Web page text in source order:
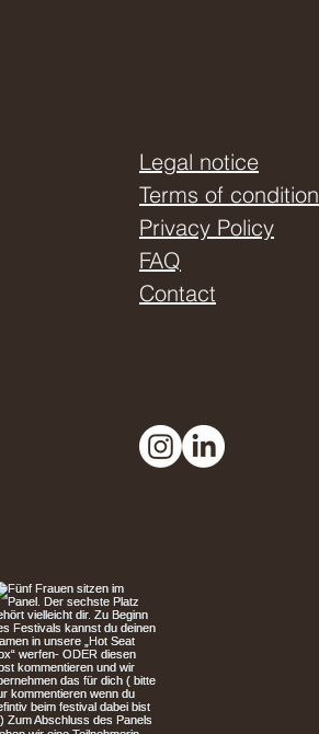
Legal notice
Terms of condition
Privacy Policy
FAQ
Contact